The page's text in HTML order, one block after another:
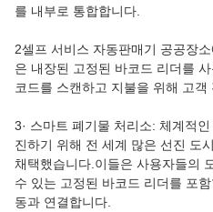
를 내부로 통합합니다.
2셀프 서비스 자동판매기 공공장
은 내장된 고정된 바코드 리더를
코드를 스캔하고 지불을 위해 고객
3· 스마트 폐기물 처리소: 체계적
진하기 위해 전 세계 많은 선진 도
채택했습니다.이들은 사용자들의
수 있는 고정된 바코드 리더를 포
동과 연결합니다.